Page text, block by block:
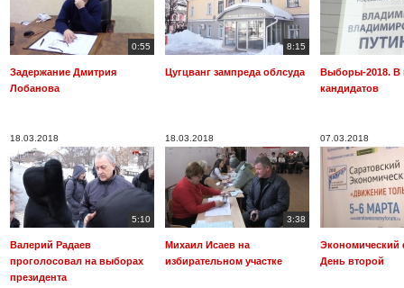
0:55
Задержание Дмитрия
Лобанова
8:15
Цугцванг зампреда облсуда
Выборы-2018. В
кандидатов
18.03.2018
5:10
Валерий Радаев
проголосовал на выборах
президента
18.03.2018
3:38
Михаил Исаев на
избирательном участке
07.03.2018
Экономический
День второй